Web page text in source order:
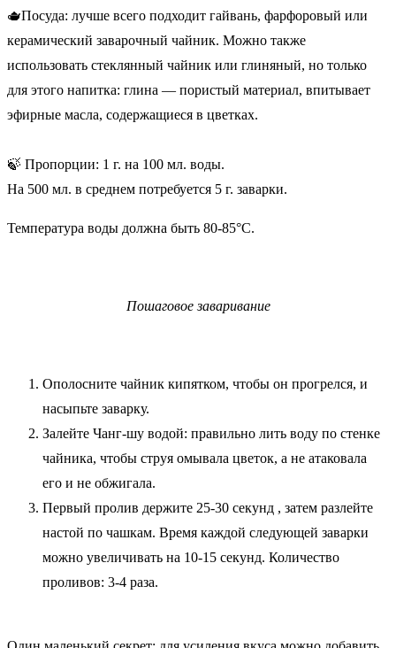
🫖Посуда: лучше всего подходит гайвань, фарфоровый или
керамический заварочный чайник. Можно также
использовать стеклянный чайник или глиняный, но только
для этого напитка: глина — пористый материал, впитывает
эфирные масла, содержащиеся в цветках.
🍃 Пропорции: 1 г. на 100 мл. воды.
На 500 мл. в среднем потребуется 5 г. заварки.
Температура воды должна быть 80-85°C.
Пошаговое заваривание
Ополосните чайник кипятком, чтобы он прогрелся, и
насыпьте заварку.
Залейте Чанг-шу водой: правильно лить воду по стенке
чайника, чтобы струя омывала цветок, а не атаковала
его и не обжигала.
Первый пролив держите 25-30 секунд , затем разлейте
настой по чашкам. Время каждой следующей заварки
можно увеличивать на 10-15 секунд. Количество
проливов: 3-4 раза.